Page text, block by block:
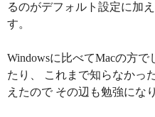
るのがデフォルト設定に加
す。
Windowsに比べてMacの方
たり、 これまで知らなかっ
えたので その辺も勉強にな